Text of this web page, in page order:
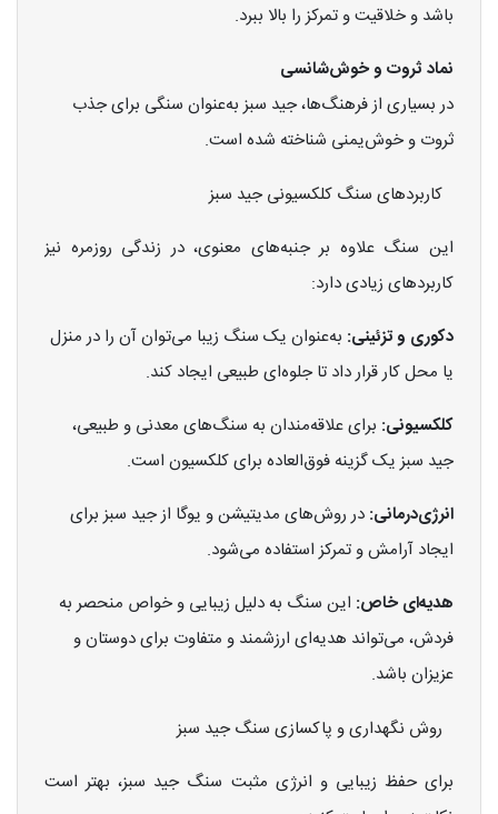
باشد و خلاقیت و تمرکز را بالا ببرد.
نماد ثروت و خوش‌شانسی
در بسیاری از فرهنگ‌ها، جید سبز به‌عنوان سنگی برای جذب
ثروت و خوش‌یمنی شناخته شده است.
کاربردهای سنگ کلکسیونی جید سبز
این سنگ علاوه بر جنبه‌های معنوی، در زندگی روزمره نیز
کاربردهای زیادی دارد:
دکوری و تزئینی: به‌عنوان یک سنگ زیبا می‌توان آن را در منزل
یا محل کار قرار داد تا جلوه‌ای طبیعی ایجاد کند.
کلکسیونی: برای علاقه‌مندان به سنگ‌های معدنی و طبیعی،
جید سبز یک گزینه فوق‌العاده برای کلکسیون است.
انرژی‌درمانی: در روش‌های مدیتیشن و یوگا از جید سبز برای
ایجاد آرامش و تمرکز استفاده می‌شود.
هدیه‌ای خاص: این سنگ به دلیل زیبایی و خواص منحصر به
فردش، می‌تواند هدیه‌ای ارزشمند و متفاوت برای دوستان و
عزیزان باشد.
روش نگهداری و پاکسازی سنگ جید سبز
برای حفظ زیبایی و انرژی مثبت سنگ جید سبز، بهتر است